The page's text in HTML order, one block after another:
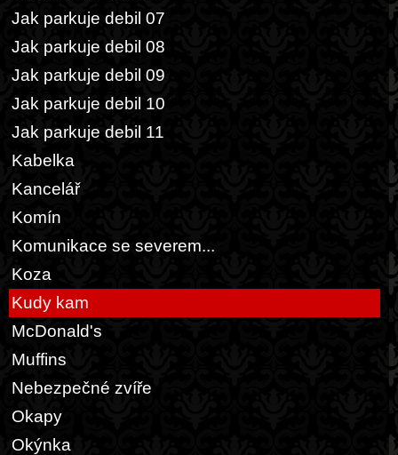
Jak parkuje debil 07
Jak parkuje debil 08
Jak parkuje debil 09
Jak parkuje debil 10
Jak parkuje debil 11
Kabelka
Kancelář
Komín
Komunikace se severem...
Koza
Kudy kam
McDonald's
Muffins
Nebezpečné zvíře
Okapy
Okýnka